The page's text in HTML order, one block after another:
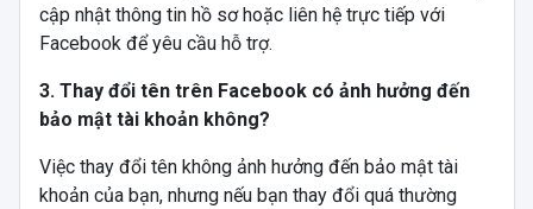
cập nhật thông tin hồ sơ hoặc liên hệ trực tiếp với
Facebook để yêu cầu hỗ trợ.
3. Thay đổi tên trên Facebook có ảnh hưởng đến
bảo mật tài khoản không?
Việc thay đổi tên không ảnh hưởng đến bảo mật tài
khoản của bạn, nhưng nếu bạn thay đổi quá thường